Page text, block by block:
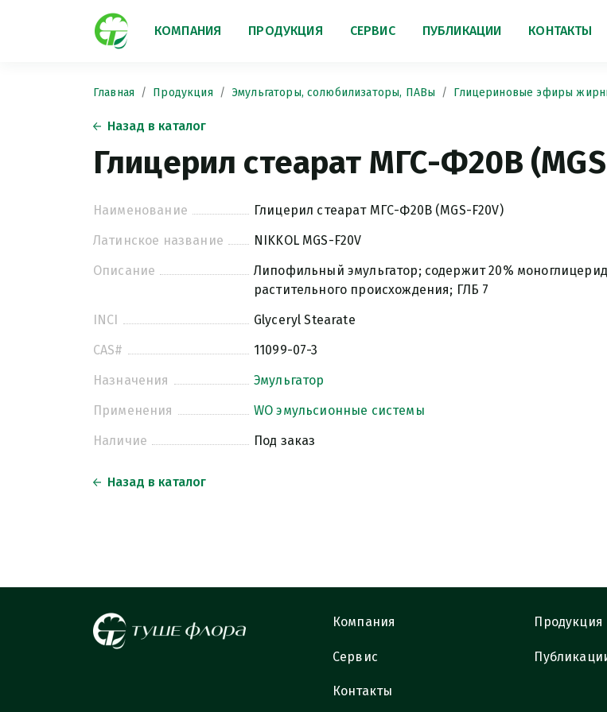
КОМПАНИЯ ПРОДУКЦИЯ СЕРВИС ПУБЛИКАЦИИ КОНТАКТЫ
Главная Продукция Эмульгаторы, солюбилизаторы, ПАВы Глицериновые эфиры
Назад в каталог
Глицерил стеарат МГС-Ф20В
Наименование
Глицерил стеарат МГС-Ф20В (MGS-F20V)
Латинское название
NIKKOL MGS-F20V
Описание
Липофильный эмульгатор; содержит 20%
растительного происхождения; ГЛБ 7
INCI
Glyceryl Stearate
CAS#
11099-07-3
Назначения
Эмульгатор
Применения
WO эмульсионные системы
Наличие
Под заказ
Назад в каталог
Компания Продукция
Сервис
Контакты